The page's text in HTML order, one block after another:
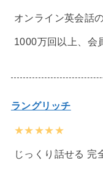
オンライン英会話
1000万回以上、会
ラングリッチ
★★★★★
じっくり話せる 完